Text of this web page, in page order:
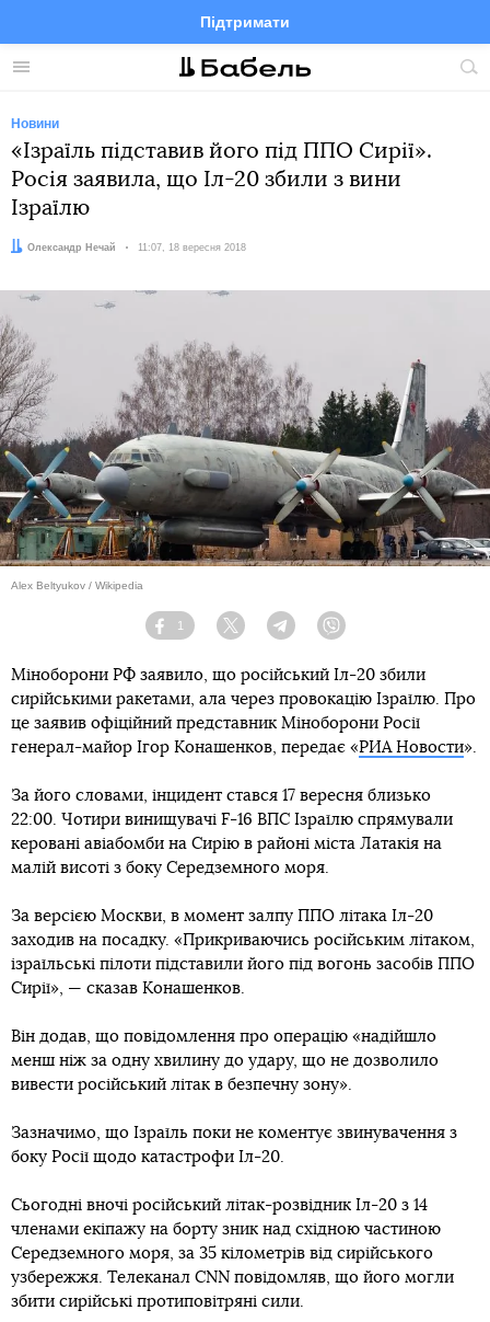
Меню
Підтримати
FacebookTelegramTwitter
Новини
«Ізраїль підставив його під ППО Сирії».
Росія заявила, що Іл-20 збили з вини
Ізраїлю
Автор:
Олександр Нечай Дата:
11:07, 18 вересня 2018
Alex Beltyukov / Wikipedia
Facebook
1
Twitter TelegramViber
Міноборони РФ заявило, що російський Іл-20 збили
сирійськими ракетами, ала через провокацію Ізраїлю. Про
це заявив офіційний представник Міноборони Росії
генерал-майор Ігор Конашенков, передає «РИА Новости».
За його словами, інцидент стався 17 вересня близько
22:00. Чотири винищувачі F-16 ВПС Ізраїлю спрямували
керовані авіабомби на Сирію в районі міста Латакія на
малій висоті з боку Середземного моря.
За версією Москви, в момент залпу ППО літака Іл-20
заходив на посадку. «Прикриваючись російським літаком,
ізраїльські пілоти підставили його під вогонь засобів ППО
Сирії», — сказав Конашенков.
Він додав, що повідомлення про операцію «надійшло
менш ніж за одну хвилину до удару, що не дозволило
вивести російський літак в безпечну зону».
Зазначимо, що Ізраїль поки не коментує звинувачення з
боку Росії щодо катастрофи Іл-20.
Сьогодні вночі російський літак-розвідник Іл-20 з 14
членами екіпажу на борту зник над східною частиною
Середземного моря, за 35 кілометрів від сирійського
узбережжя. Телеканал CNN повідомляв, що його могли
збити сирійські протиповітряні сили.